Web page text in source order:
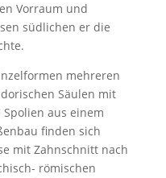
Vorraum und
südlichen er die
mehreren
Säulen mit
aus einem
finden sich
mit Zahnschnitt nach
römischen